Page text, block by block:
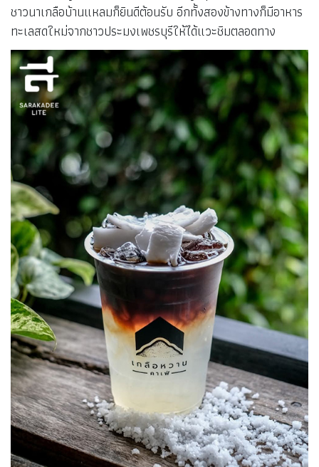
ชาวนาเกลือบ้านแหลมก็ยินดีต้อนรับ อีกทั้งสองข้างทางก็มีอาหาร
ทะเลสดใหม่จากชาวประมงเพชรบุรีให้ได้แวะชิมตลอดทาง